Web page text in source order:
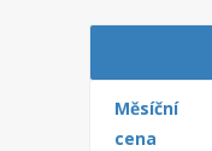
Měsíční
cena